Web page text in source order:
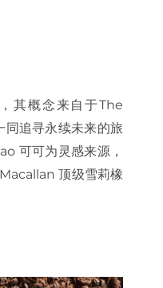
其概念来自于The
追寻永续未来的旅
可可为灵感来源，
顶级雪莉橡